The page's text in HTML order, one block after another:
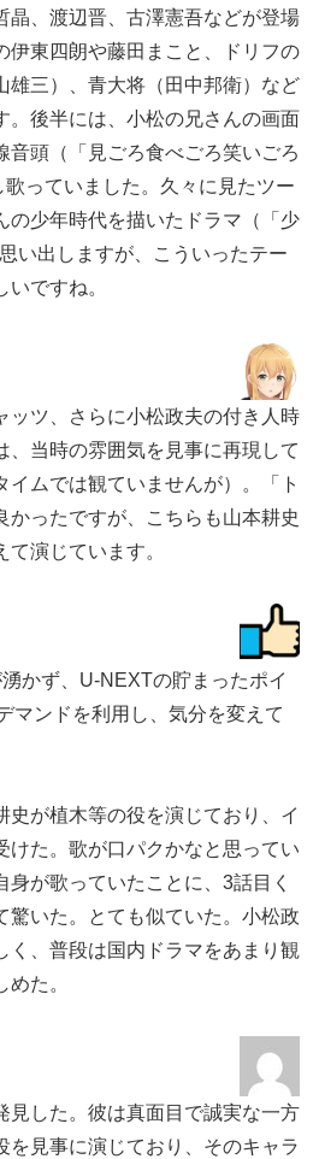
晶、渡辺晋、古澤憲吾などが登場
伊東四朗や藤田まこと、ドリフの
雄三）、青大将（田中邦衛）など
。後半には、小松の兄さんの画面
音頭（「見ごろ食べごろ笑いごろ
歌っていました。久々に見たツー
の少年時代を描いたドラマ（「少
い出しますが、こういったテー
ですね。
ッツ、さらに小松政夫の付き人時
、当時の雰囲気を見事に再現して
イムでは観ていませんが）。「ト
かったですが、こちらも山本耕史
演じています。
かず、U-NEXTの貯まったポイ
マンドを利用し、気分を変えて
史が植木等の役を演じており、イ
けた。歌が口パクかなと思ってい
身が歌っていたことに、3話目く
驚いた。とても似ていた。小松政
く、普段は国内ドラマをあまり観
た。
見した。彼は真面目で誠実な一方
を見事に演じており、そのキャラ